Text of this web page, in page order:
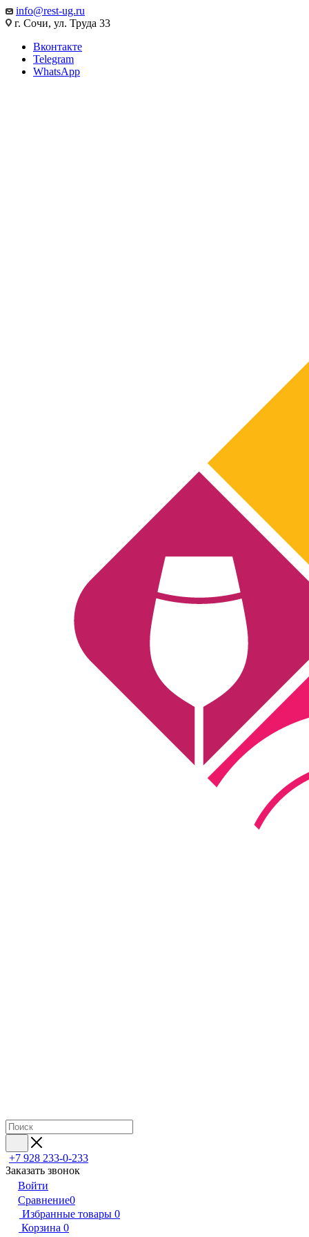
info@rest-ug.ru
г. Сочи, ул. Труда 33
Вконтакте
Telegram
WhatsApp
+7 928 233-0-233
Заказать звонок
Войти
Сравнение0
Избранные товары 0
Корзина 0